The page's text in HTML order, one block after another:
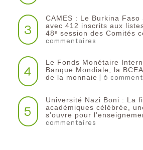
3
CAMES : Le Burkina Faso
avec 412 inscrits aux
48ᵉ session des Comités
commentaires
4
Le Fonds Monétaire
Banque Mondiale, la
de la monnaie | 6
5
Université Nazi Boni : La
académiques célébrée,
s’ouvre pour
commentaires